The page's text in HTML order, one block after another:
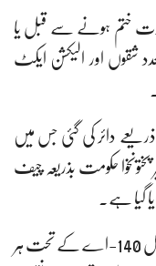
مدت ختم ہونے سے قبل یا
شقوں اور الیکشن ایکٹ
دائر کی گئی جس میں
پختونخوا حکومت بذریعہ چیف
گیا ہے۔
درخواست گزاروں کا کہنا ہے کہ آئین کے آرٹیکل 140-اے کے تحت ہر